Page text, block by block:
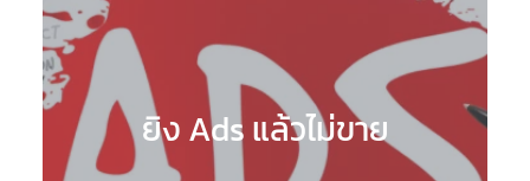
ยิง Ads แล้วไม่ขาย